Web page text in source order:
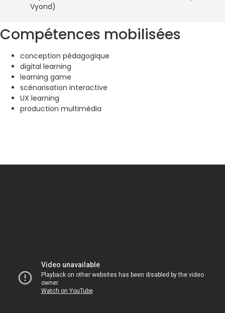
Vyond)
Compétences mobilisées
conception pédagogique
digital learning
learning game
scénarisation interactive
UX learning
production multimédia